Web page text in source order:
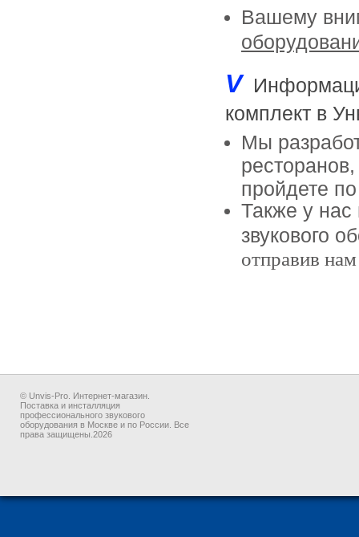
Вашему
V
комплект в
Мы
пройдете
Также у нас
звукового
отправив
© Unvis-Pro. Интернет-магазин.
Поставка и инсталляция
профессионального звукового
оборудования в Москве и по России. Все
права защищены.2026